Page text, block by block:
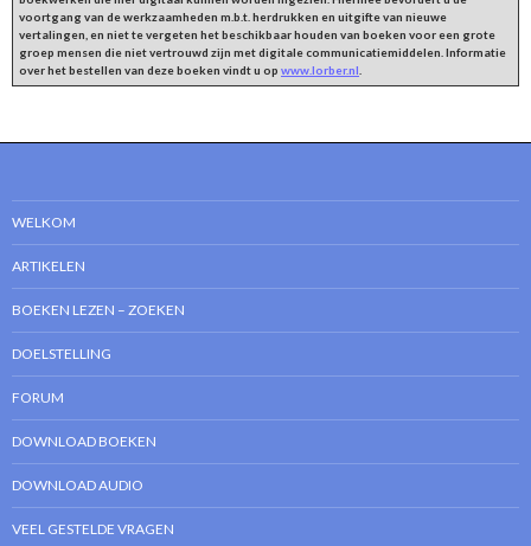
voortgang van de werkzaamheden m.b.t. herdrukken en uitgifte van nieuwe
vertalingen, en niet te vergeten het beschikbaar houden van boeken voor een grote
groep mensen die niet vertrouwd zijn met digitale communicatiemiddelen. Informatie
over het bestellen van deze boeken vindt u op www.lorber.nl
WELKOM
ARTIKELEN
BOEKEN LEZEN – ZOEKEN
DOELSTELLING
FORUM
DOWNLOAD BOEKEN
DOWNLOAD AUDIO
VEEL GESTELDE VRAGEN